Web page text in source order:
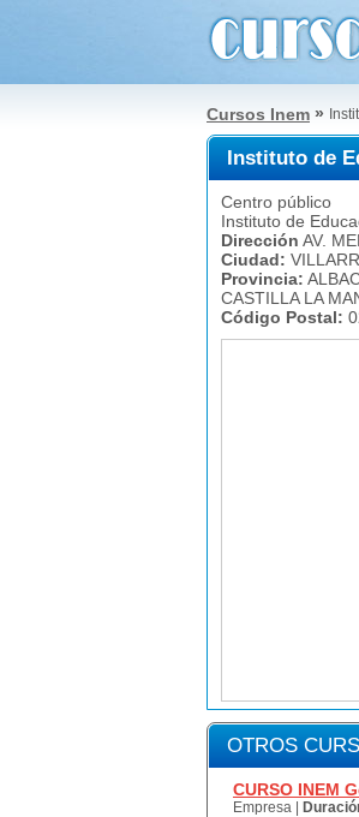
Cursos Inem »
Instituto de
Centro público
Instituto de
Dirección AV.
Ciudad:
Provincia:
CASTILLA LA
Código Postal:
OTROS
CURSO INEM
Empresa